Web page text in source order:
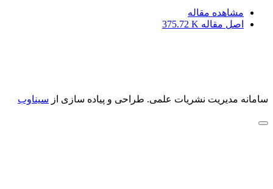
مشاهده مقاله
اصل مقاله 375.72 K
سامانه مدیریت نشریات علمی. طراحی و پیاده سازی از سیناوب